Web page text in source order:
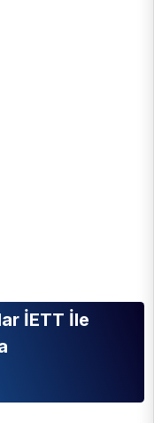
İETT İle